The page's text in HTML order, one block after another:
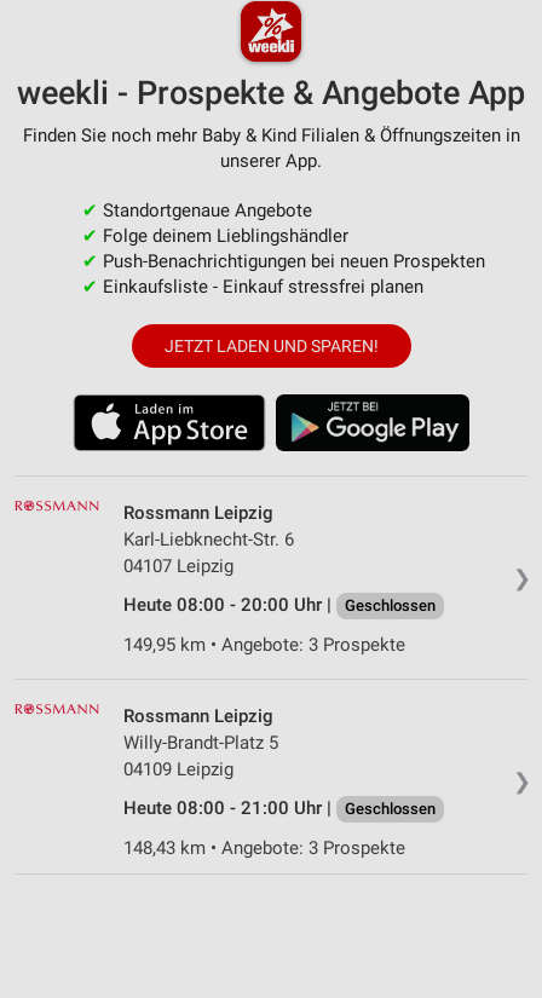
weekli - Prospekte & Angebote App
Finden Sie noch mehr Baby & Kind Filialen & Öffnungszeiten in
unserer App.
✔ Standortgenaue Angebote
✔ Folge deinem Lieblingshändler
✔ Push-Benachrichtigungen bei neuen Prospekten
✔ Einkaufsliste - Einkauf stressfrei planen
JETZT LADEN UND SPAREN!
❯
Rossmann Leipzig
Karl-Liebknecht-Str. 6
04107 Leipzig
Heute 08:00 - 20:00 Uhr |
Geschlossen
149,95 km • Angebote: 3 Prospekte
❯
Rossmann Leipzig
Willy-Brandt-Platz 5
04109 Leipzig
Heute 08:00 - 21:00 Uhr |
Geschlossen
148,43 km • Angebote: 3 Prospekte